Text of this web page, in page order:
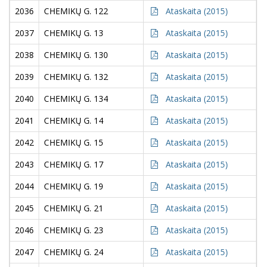
2036
CHEMIKŲ G. 122
Ataskaita (2015)
2037
CHEMIKŲ G. 13
Ataskaita (2015)
2038
CHEMIKŲ G. 130
Ataskaita (2015)
2039
CHEMIKŲ G. 132
Ataskaita (2015)
2040
CHEMIKŲ G. 134
Ataskaita (2015)
2041
CHEMIKŲ G. 14
Ataskaita (2015)
2042
CHEMIKŲ G. 15
Ataskaita (2015)
2043
CHEMIKŲ G. 17
Ataskaita (2015)
2044
CHEMIKŲ G. 19
Ataskaita (2015)
2045
CHEMIKŲ G. 21
Ataskaita (2015)
2046
CHEMIKŲ G. 23
Ataskaita (2015)
2047
CHEMIKŲ G. 24
Ataskaita (2015)